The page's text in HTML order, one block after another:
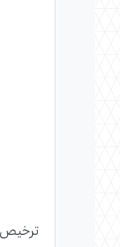
ترخیص